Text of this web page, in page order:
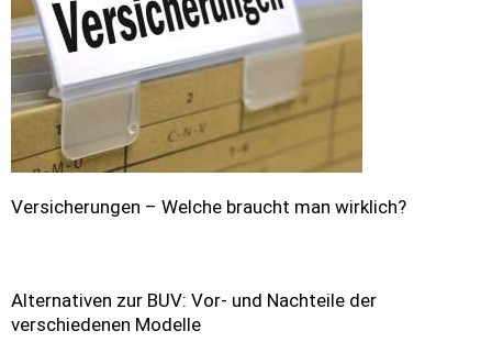
Versicherungen – Welche braucht man wirklich?
Alternativen zur BUV: Vor- und Nachteile der
verschiedenen Modelle